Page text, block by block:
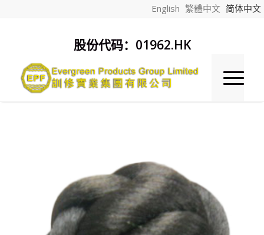
English 繁體中文 简体中文
股份代码：01962.HK